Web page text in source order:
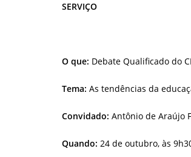
SERVIÇO
O que: Debate Qualificado do
Tema: As tendências da
Convidado: Antônio de Araújo
Quando: 24 de outubro, às